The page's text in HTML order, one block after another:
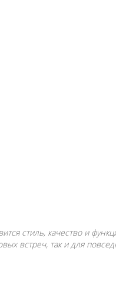
стиль, качество и
встреч, так и для